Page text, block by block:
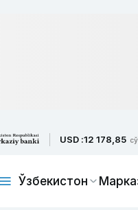
USD :12 178,85
Ўзбекистон